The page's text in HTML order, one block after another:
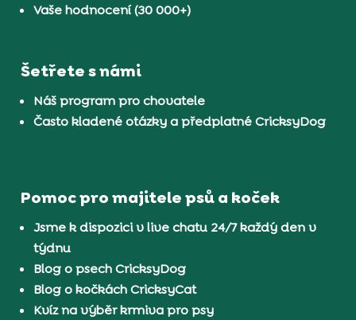
Vaše hodnocení (30 000+)
Šetřete s námi
Náš program pro chovatele
Často kladené otázky a předplatné CricksyDog
Pomoc pro majitele psů a koček
Jsme k dispozici v live chatu 24/7 každý den v
týdnu
Blog o psech CricksyDog
Blog o kočkách CricksyCat
Kvíz na výběr krmiva pro psy